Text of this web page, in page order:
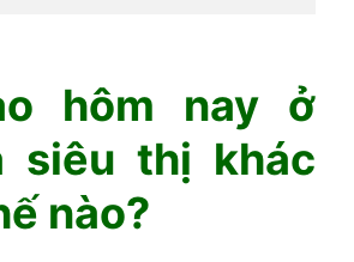
hôm nay ở
siêu thị khác
nào?